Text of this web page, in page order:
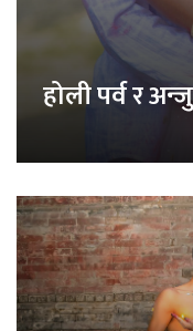
होली पर्व र